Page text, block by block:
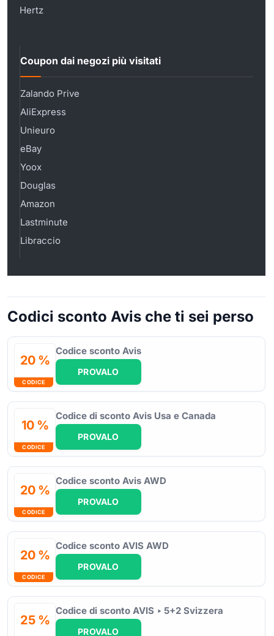
Hertz
Coupon dai negozi più visitati
Zalando Prive
AliExpress
Unieuro
eBay
Yoox
Douglas
Amazon
Lastminute
Libraccio
Codici sconto Avis che ti sei perso
20 %
CODICE
Codice sconto Avis
PROVALO
10 %
CODICE
Codice di sconto Avis Usa e Canada
PROVALO
20 %
CODICE
Codice sconto Avis AWD
PROVALO
20 %
CODICE
Codice sconto AVIS AWD
PROVALO
25 %
Codice di sconto AVIS ‣ 5+2 Svizzera
PROVALO